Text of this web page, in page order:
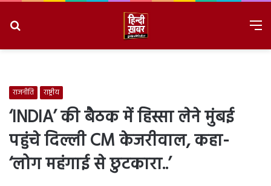
राजनीति राष्ट्रीय
‘INDIA’ की बैठक में हिस्सा लेने मुंबई
पहुंचे दिल्ली CM केजरीवाल, कहा-
‘लोग महंगाई से छुटकारा..’